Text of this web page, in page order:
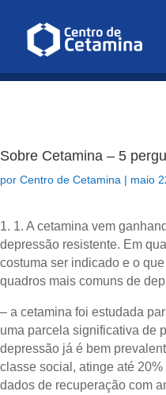
Sobre Cetamina – 5
por Centro de Cetamina | maio
1.⁠ ⁠⁠1. A cetamina vem
depressão resistente. Em
costuma ser indicado e o
quadros mais comuns de
– a cetamina foi estudada
uma parcela significativa de
depressão já é bem
classe social, atinge até
dados de recuperação com